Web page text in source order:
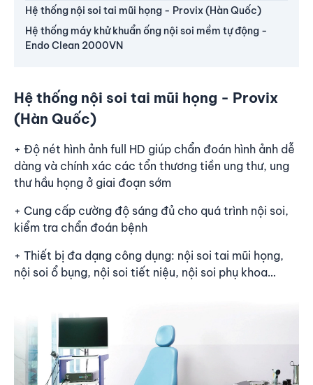
Hệ thống nội soi tai mũi họng - Provix (Hàn Quốc)
Hệ thống máy khử khuẩn ống nội soi mềm tự động -
Endo Clean 2000VN
Hệ thống nội soi tai mũi họng - Provix
(Hàn Quốc)
+ Độ nét hình ảnh full HD giúp chẩn đoán hình ảnh dễ
dàng và chính xác các tổn thương tiền ung thư, ung
thư hầu họng ở giai đoạn sớm
+ Cung cấp cường độ sáng đủ cho quá trình nội soi,
kiểm tra chẩn đoán bệnh
+ Thiết bị đa dạng công dụng: nội soi tai mũi họng,
nội soi ổ bụng, nội soi tiết niệu, nội soi phụ khoa…